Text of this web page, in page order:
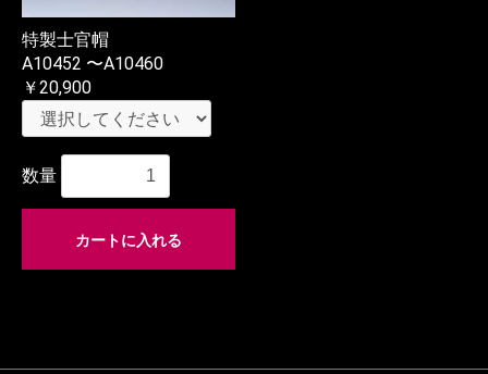
特製士官帽
A10452 〜A10460
￥20,900
数量
カートに入れる